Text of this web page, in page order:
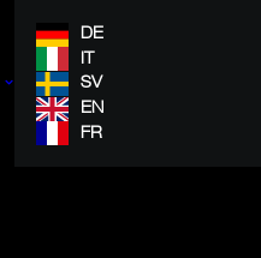
DE
IT
SV
EN
FR